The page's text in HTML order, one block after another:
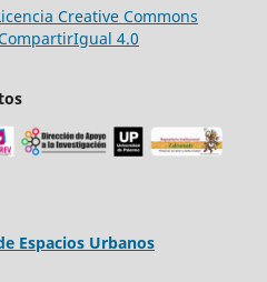
Creative Commons
4.0
Espacios Urbanos